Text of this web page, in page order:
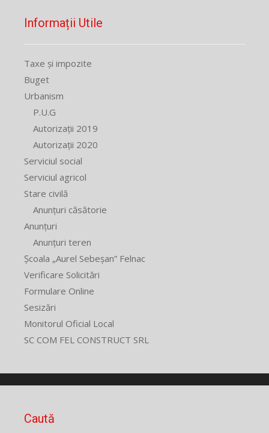
Informații Utile
Taxe și impozite
Buget
Urbanism
P.U.G
Autorizații 2019
Autorizații 2020
Serviciul social
Serviciul agricol
Stare civilă
Anunțuri căsătorie
Anunțuri
Anunțuri teren
Școala „Aurel Sebeșan” Felnac
Verificare Solicitări
Formulare Online
Sesizări
Monitorul Oficial Local
SC COM FEL CONSTRUCT SRL
Caută